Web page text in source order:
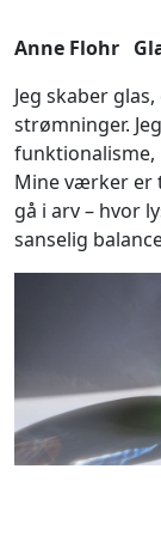
Anne Flohr
Jeg skaber
strømninger.
funktionalisme,
Mine værker er
gå i arv – hvor
sanselig